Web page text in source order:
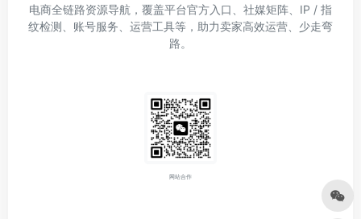
电商全链路资源导航，覆盖平台官方入口、社媒矩阵、IP / 指
纹检测、账号服务、运营工具等，助力卖家高效运营、少走弯
路。
网站合作